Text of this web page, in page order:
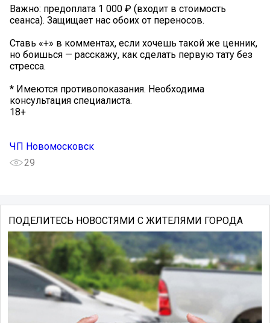
Важно: предоплата 1 000 ₽ (входит в стоимость
сеанса). Защищает нас обоих от переносов.
Ставь «+» в комментах, если хочешь такой же ценник,
но боишься — расскажу, как сделать первую тату без
стресса.
* Имеются противопоказания. Необходима
консультация специалиста.
18+
ЧП Новомосковск
29
ПОДЕЛИТЕСЬ НОВОСТЯМИ С ЖИТЕЛЯМИ ГОРОДА